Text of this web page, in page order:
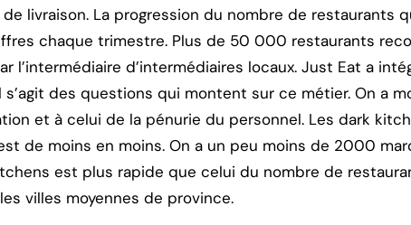
livraison. La progression du nombre de restaurants
chaque trimestre. Plus de 50 000 restaurants
l’intermédiaire d’intermédiaires locaux. Just Eat a
s’agit des questions qui montent sur ce métier. On a
et à celui de la pénurie du personnel. Les dark
de moins en moins. On a un peu moins de 2000
est plus rapide que celui du nombre de
villes moyennes de province.